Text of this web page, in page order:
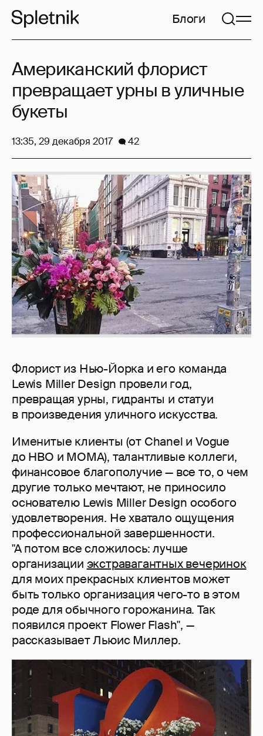
Блоги
Флорист из Нью-Йорка и его команда
Lewis Miller Design провели год,
превращая урны, гидранты и статуи
в произведения уличного искусства.
Именитые клиенты (от Chanel и Vogue
до HBO и MOMA), талантливые коллеги,
финансовое благополучие — все то, о чем
другие только мечтают, не приносило
основателю Lewis Miller Design особого
удовлетворения. Не хватало ощущения
профессиональной завершенности.
"А потом все сложилось: лучше
организации экстравагантных вечеринок
для моих прекрасных клиентов может
быть только организация чего-то в этом
роде для обычного горожанина. Так
появился проект Flower Flash", —
рассказывает Льюис Миллер.
Американский флорист
превращает урны в уличные
букеты
13:35, 29 декабря 2017 42